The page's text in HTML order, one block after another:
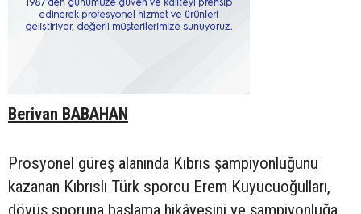
Berivan BABAHAN
Prosyonel güreş alanında Kıbrıs şampiyonluğunu
kazanan Kıbrıslı Türk sporcu Erem Kuyucuoğulları,